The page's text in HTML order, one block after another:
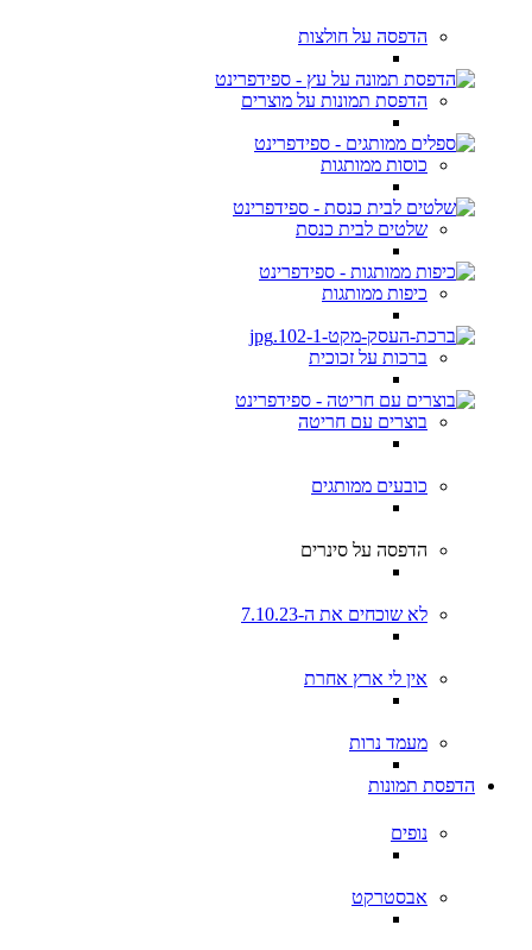
הדפסה על חולצות
הדפסת תמונות על מוצרים
כוסות ממותגות
שלטים לבית כנסת
כיפות ממותגות
ברכות על זכוכית
בוצרים עם חריטה
כובעים ממותגים
הדפסה על סינרים
לא שוכחים את ה-7.10.23
אין לי ארץ אחרת
מעמד נרות
הדפסת תמונות
נופים
אבסטרקט